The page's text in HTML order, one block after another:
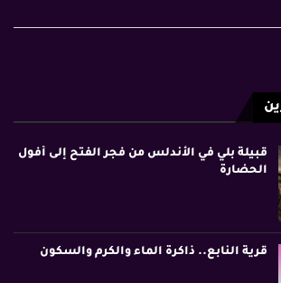
قبيلة بلي في الأندلس من فجر الفتح إلى أفول
الحضارة
قرية النابع.. ذاكرة الماء والكرم والسكون